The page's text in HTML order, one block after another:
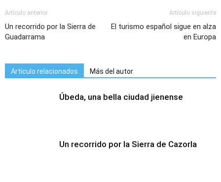
Artículo anterior
Un recorrido por la Sierra de
Guadarrama
Artículo siguiente
El turismo español sigue en alza
en Europa
Artículo relacionados Más del autor
Úbeda, una bella ciudad jienense
Un recorrido por la Sierra de Cazorla